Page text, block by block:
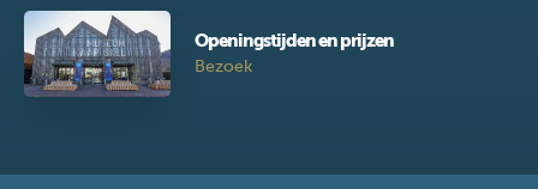
Openingstijden en prijzen
Bezoek